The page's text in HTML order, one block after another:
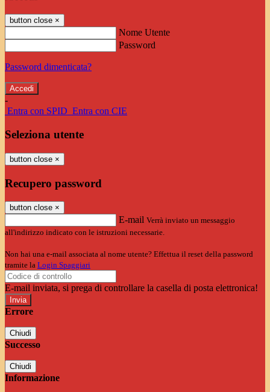
button close ×
Nome Utente
Password
Password dimenticata?
-
Entra con SPID Entra con CIE
Seleziona utente
button close ×
Recupero password
button close ×
E-mail Verrà inviato un messaggio
all'indirizzo indicato con le istruzioni necessarie.
Non hai una e-mail associata al nome utente? Effettua il reset della password
tramite la Login Spaggiari
E-mail inviata, si prega di controllare la casella di posta elettronica!
Errore
Chiudi
Successo
Chiudi
Informazione